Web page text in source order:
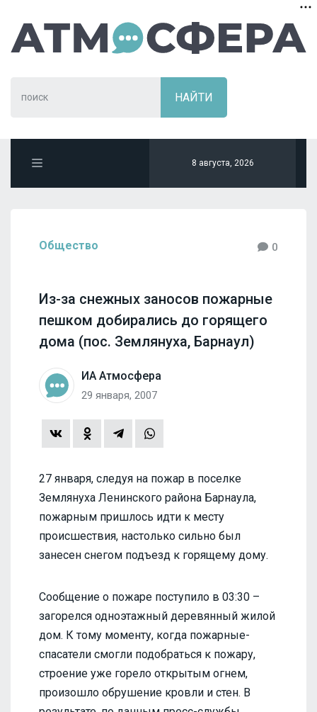
8 августа, 2026
Общество 0
Из-за снежных заносов пожарные
пешком добирались до горящего
дома (пос. Землянуха, Барнаул)
ИА Атмосфера
29 января, 2007
27 января, следуя на пожар в поселке
Землянуха Ленинского района Барнаула,
пожарным пришлось идти к месту
происшествия, настолько сильно был
занесен снегом подъезд к горящему дому.
Сообщение о пожаре поступило в 03:30 –
загорелся одноэтажный деревянный жилой
дом. К тому моменту, когда пожарные-
спасатели смогли подобраться к пожару,
строение уже горело открытым огнем,
произошло обрушение кровли и стен. В